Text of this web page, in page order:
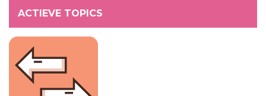
ACTIEVE TOPICS